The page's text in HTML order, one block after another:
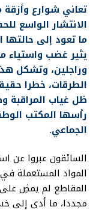
تعاني شوارع
الانتشار الواسع
ما تعود إلى حالتها
يثير غضب
وراجلين، وتشكل
الطرقات، خطرا
ظل غياب المراقبة
رأسها المكتب
الجماعي.
السائقون عبروا عن
المواد المستعملة
المقاطع لم يمضِ
مجددا، ما أدى إلى